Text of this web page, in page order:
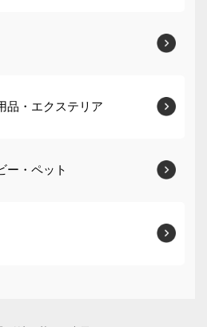
品・エクステリア
ー・ペット